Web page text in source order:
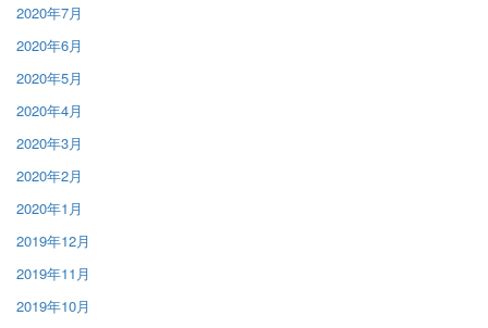
2020年7月
2020年6月
2020年5月
2020年4月
2020年3月
2020年2月
2020年1月
2019年12月
2019年11月
2019年10月